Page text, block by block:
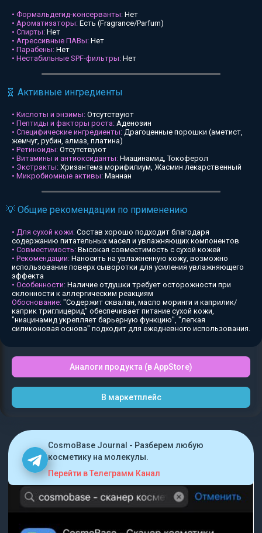
• Формальдегид-консерванты: Нет
• Ароматизаторы: Есть (Fragrance/Parfum)
• Спирты: Нет
• Агрессивные ПАВы: Нет
• Парабены: Нет
• Нестабильные SPF-фильтры: Нет
🧬 Активные ингредиенты
• Кислоты и энзимы: Отсутствуют
• Пептиды и факторы роста: Аденозин
• Специфические ингредиенты: Драгоценные порошки (аметист,
жемчуг, рубин, алмаз, платина)
• Ретиноиды: Отсутствуют
• Витамины и антиоксиданты: Ниацинамид, Токоферол
• Экстракты: Хризантема морифилиум, Жасмин лекарственный
• Микробиомные активы: Маннан
💡 Общие рекомендации по применению
• Для сухой кожи: Состав хорошо подходит благодаря
содержанию питательных масел и увлажняющих компонентов
• Совместимость: Высокая совместимость с сухой кожей
• Рекомендации: Наносить на увлажненную кожу, возможно
использование поверх сыворотки для усиления увлажняющего
эффекта
• Особенности: Наличие отдушки требует осторожности при
склонности к аллергическим реакциям
Обоснование: "Содержит сквалан, масло моринги и каприлик/
каприк триглицерид" обеспечивает питание сухой кожи,
"ниацинамид укрепляет барьерную функцию", "легкая
силиконовая основа" подходит для ежедневного использования.
Аналоги продукта (в AppStore)
В маркетплейс
CosmoBase Journal - Разберем любую
косметику на молекулы.
Перейти в Телеграмм Канал